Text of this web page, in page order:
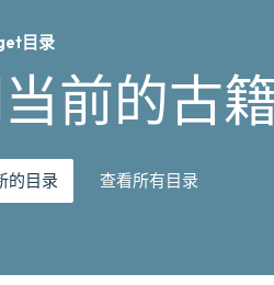
目录
前的古
的目录 查看所有目录